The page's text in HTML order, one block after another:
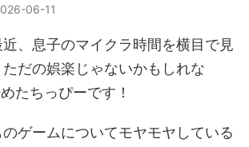
06-11
、息子のマイクラ時間を横目で見
だの娯楽じゃないかもしれな
たちっぴーです！
ゲームについてモヤモヤしている